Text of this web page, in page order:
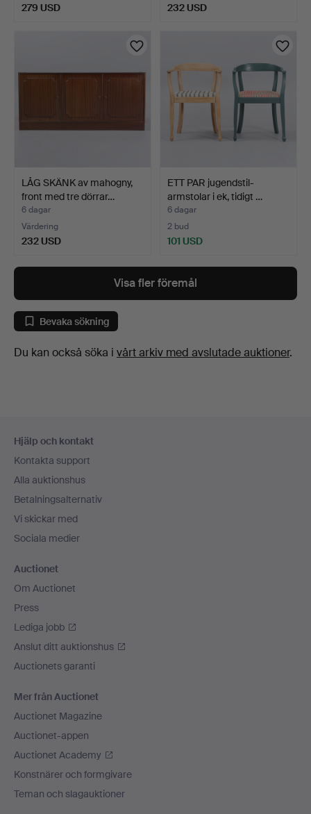
279 USD 232 USD
LÅG SKÄNK av mahogny,
front med tre dörrar…
6 dagar
Värdering
232 USD
ETT PAR jugendstil-
armstolar i ek, tidigt …
6 dagar
2 bud
101 USD
Visa fler föremål
Bevaka sökning
Du kan också söka i vårt arkiv med avslutade auktioner.
Hjälp och kontakt
Kontakta support
Alla auktionshus
Betalningsalternativ
Vi skickar med
Sociala medier
Auctionet
Om Auctionet
Press
Lediga jobb
Anslut ditt auktionshus
Auctionets garanti
Mer från Auctionet
Auctionet Magazine
Auctionet-appen
Auctionet Academy
Konstnärer och formgivare
Teman och slagauktioner